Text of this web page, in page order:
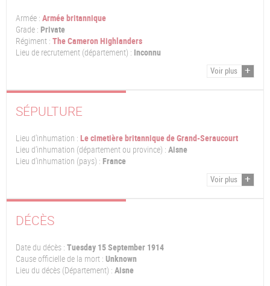
Armée : Armée britannique
Grade : Private
Régiment : The Cameron Highlanders
Lieu de recrutement (département) : Inconnu
Voir plus
SÉPULTURE
Lieu d'inhumation : Le cimetière britannique de Grand-Seraucourt
Lieu d'inhumation (département ou province) : Aisne
Lieu d'inhumation (pays) : France
Voir plus
DÉCÈS
Date du décès : Tuesday 15 September 1914
Cause officielle de la mort : Unknown
Lieu du décès (Département) : Aisne